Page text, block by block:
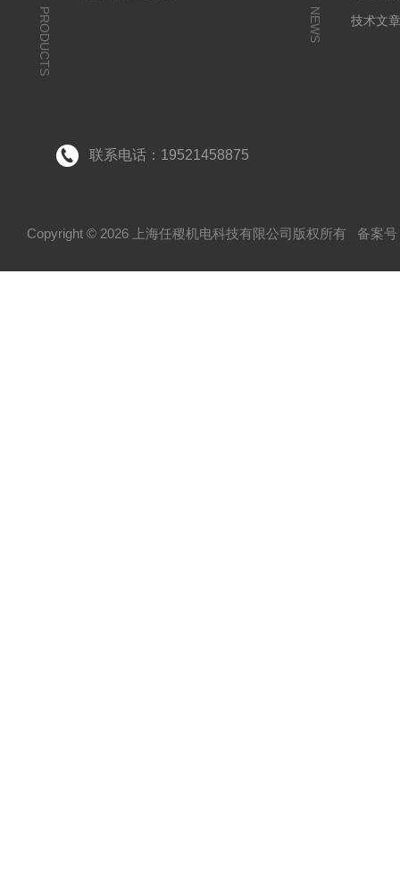
PRODUCTS NEWS
技术文
联系电话：19521458875
Copyright © 2026 上海任稷机电科技有限公司版权所有 备案号